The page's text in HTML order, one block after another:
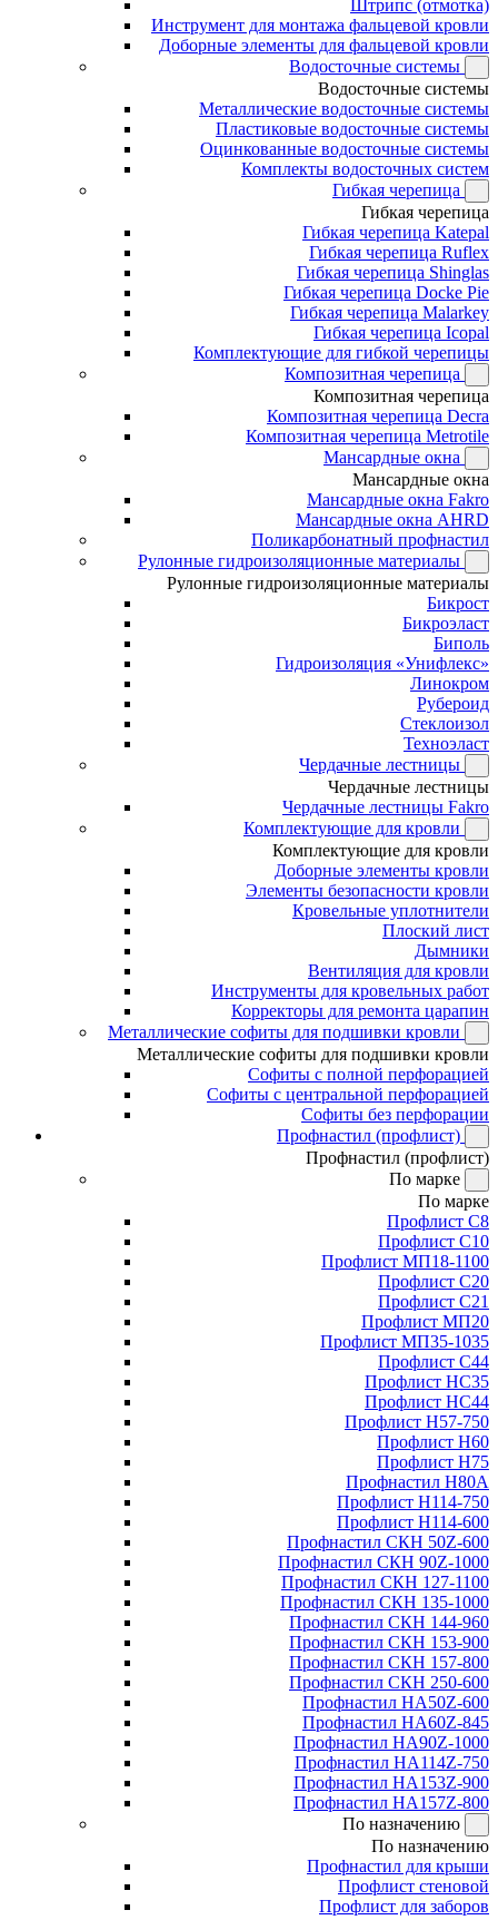
Штрипс (отмотка)
Инструмент для монтажа фальцевой кровли
Доборные элементы для фальцевой кровли
Водосточные системы
Водосточные системы
Металлические водосточные системы
Пластиковые водосточные системы
Оцинкованные водосточные системы
Комплекты водосточных систем
Гибкая черепица
Гибкая черепица
Гибкая черепица Katepal
Гибкая черепица Ruflex
Гибкая черепица Shinglas
Гибкая черепица Docke Pie
Гибкая черепица Malarkey
Гибкая черепица Icopal
Комплектующие для гибкой черепицы
Композитная черепица
Композитная черепица
Композитная черепица Decra
Композитная черепица Metrotile
Мансардные окна
Мансардные окна
Мансардные окна Fakro
Мансардные окна AHRD
Поликарбонатный профнастил
Рулонные гидроизоляционные материалы
Рулонные гидроизоляционные материалы
Бикрост
Бикроэласт
Биполь
Гидроизоляция «Унифлекс»
Линокром
Рубероид
Стеклоизол
Техноэласт
Чердачные лестницы
Чердачные лестницы
Чердачные лестницы Fakro
Комплектующие для кровли
Комплектующие для кровли
Доборные элементы кровли
Элементы безопасности кровли
Кровельные уплотнители
Плоский лист
Дымники
Вентиляция для кровли
Инструменты для кровельных работ
Корректоры для ремонта царапин
Металлические софиты для подшивки кровли
Металлические софиты для подшивки кровли
Софиты с полной перфорацией
Софиты с центральной перфорацией
Софиты без перфорации
Профнастил (профлист)
Профнастил (профлист)
По марке
По марке
Профлист С8
Профлист С10
Профлист МП18-1100
Профлист С20
Профлист С21
Профлист МП20
Профлист МП35-1035
Профлист С44
Профлист НС35
Профлист НС44
Профлист Н57-750
Профлист Н60
Профлист Н75
Профнастил Н80А
Профлист Н114-750
Профлист Н114-600
Профнастил СКН 50Z-600
Профнастил СКН 90Z-1000
Профнастил СКН 127-1100
Профнастил СКН 135-1000
Профнастил СКН 144-960
Профнастил СКН 153-900
Профнастил СКН 157-800
Профнастил СКН 250-600
Профнастил НА50Z-600
Профнастил НА60Z-845
Профнастил НА90Z-1000
Профнастил НА114Z-750
Профнастил НА153Z-900
Профнастил НА157Z-800
По назначению
По назначению
Профнастил для крыши
Профлист стеновой
Профлист для заборов